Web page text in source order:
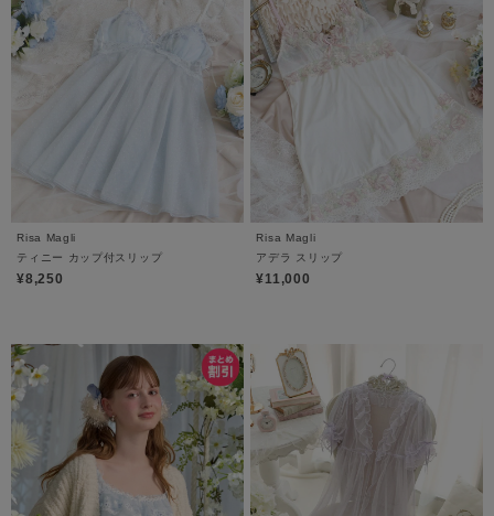
Risa Magli
ティニー カップ付スリップ
¥8,250
Risa Magli
アデラ スリップ
¥11,000